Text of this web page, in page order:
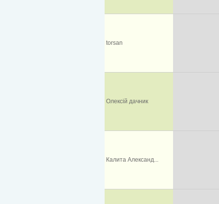
torsan
Олексій дачник
Калита Александ...